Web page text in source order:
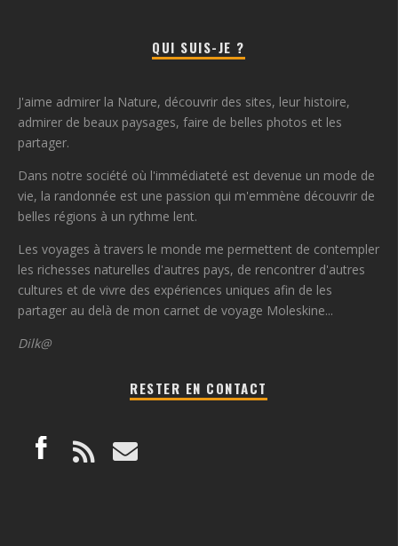
QUI SUIS-JE ?
J'aime admirer la Nature, découvrir des sites, leur histoire,
admirer de beaux paysages, faire de belles photos et les
partager.
Dans notre société où l'immédiateté est devenue un mode de
vie, la randonnée est une passion qui m'emmène découvrir de
belles régions à un rythme lent.
Les voyages à travers le monde me permettent de contempler
les richesses naturelles d'autres pays, de rencontrer d'autres
cultures et de vivre des expériences uniques afin de les
partager au delà de mon carnet de voyage Moleskine...
Dilk@
RESTER EN CONTACT